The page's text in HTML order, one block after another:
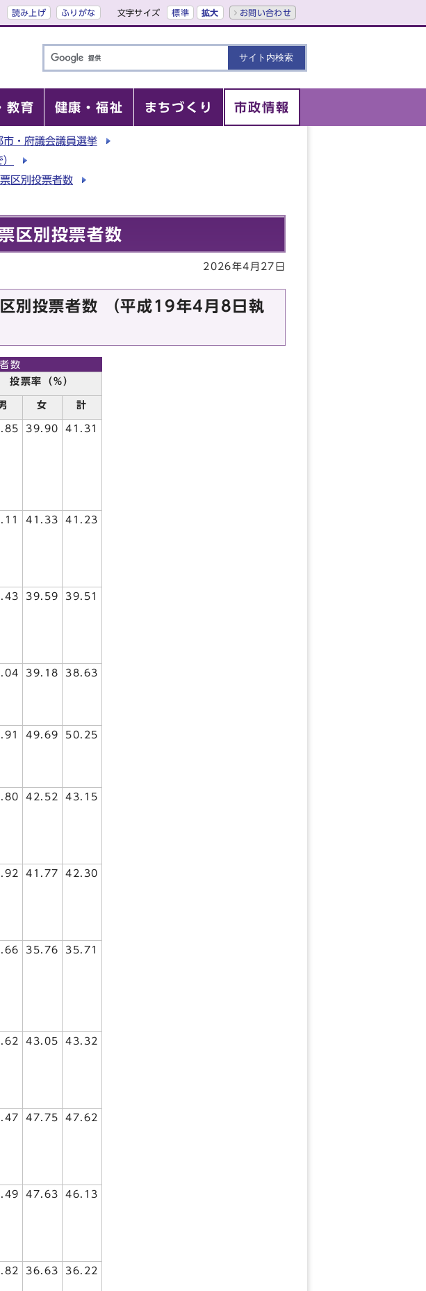
読み上げ ふりがな 文字サイズ 標準 拡大 お問い合わせ
教育 健康・福祉 まちづくり 市政情報
市・府議会議員選挙
区別投票者数
区別投票者数
2026年4月27日
別投票者数 （平成19年4月8日執
数
投票率（％）
女 計
39.90 41.31
41.33 41.23
39.59 39.51
39.18 38.63
49.69 50.25
42.52 43.15
41.77 42.30
35.76 35.71
43.05 43.32
47.75 47.62
47.63 46.13
36.63 36.22